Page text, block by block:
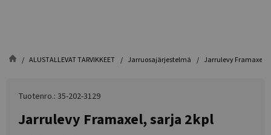
ALUSTALLEVAT TARVIKKEET Jarruosajärjestelmä Jarrulevy Framaxel,
Tuotenro.: 35-202-3129
Jarrulevy Framaxel, sarja 2kpl